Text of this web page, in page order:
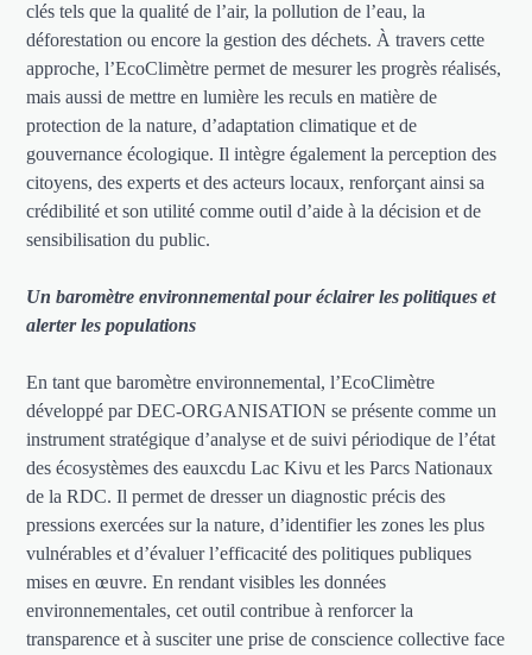
clés tels que la qualité de l’air, la pollution de l’eau, la
déforestation ou encore la gestion des déchets. À travers cette
approche, l’EcoClimètre permet de mesurer les progrès réalisés,
mais aussi de mettre en lumière les reculs en matière de
protection de la nature, d’adaptation climatique et de
gouvernance écologique. Il intègre également la perception des
citoyens, des experts et des acteurs locaux, renforçant ainsi sa
crédibilité et son utilité comme outil d’aide à la décision et de
sensibilisation du public.
Un baromètre environnemental pour éclairer les politiques et
alerter les populations
En tant que baromètre environnemental, l’EcoClimètre
développé par DEC-ORGANISATION se présente comme un
instrument stratégique d’analyse et de suivi périodique de l’état
des écosystèmes des eauxcdu Lac Kivu et les Parcs Nationaux
de la RDC. Il permet de dresser un diagnostic précis des
pressions exercées sur la nature, d’identifier les zones les plus
vulnérables et d’évaluer l’efficacité des politiques publiques
mises en œuvre. En rendant visibles les données
environnementales, cet outil contribue à renforcer la
transparence et à susciter une prise de conscience collective face